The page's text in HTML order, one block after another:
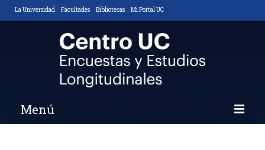
La Universidad Facultades Bibliotecas Mi Portal UC
Menú